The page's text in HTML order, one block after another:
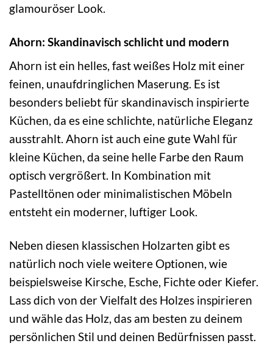
glamouröser Look.
Ahorn: Skandinavisch schlicht und modern
Ahorn ist ein helles, fast weißes Holz mit einer
feinen, unaufdringlichen Maserung. Es ist
besonders beliebt für skandinavisch inspirierte
Küchen, da es eine schlichte, natürliche Eleganz
ausstrahlt. Ahorn ist auch eine gute Wahl für
kleine Küchen, da seine helle Farbe den Raum
optisch vergrößert. In Kombination mit
Pastelltönen oder minimalistischen Möbeln
entsteht ein moderner, luftiger Look.
Neben diesen klassischen Holzarten gibt es
natürlich noch viele weitere Optionen, wie
beispielsweise Kirsche, Esche, Fichte oder Kiefer.
Lass dich von der Vielfalt des Holzes inspirieren
und wähle das Holz, das am besten zu deinem
persönlichen Stil und deinen Bedürfnissen passt.